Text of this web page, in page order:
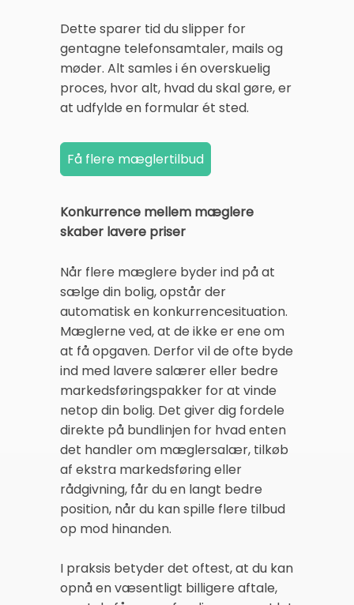
Dette sparer tid du slipper for
gentagne telefonsamtaler, mails og
møder. Alt samles i én overskuelig
proces, hvor alt, hvad du skal gøre, er
at udfylde en formular ét sted.
Konkurrence mellem mæglere
skaber lavere priser
Når flere mæglere byder ind på at
sælge din bolig, opstår der
automatisk en konkurrencesituation.
Mæglerne ved, at de ikke er ene om
at få opgaven. Derfor vil de ofte byde
ind med lavere salærer eller bedre
markedsføringspakker for at vinde
netop din bolig. Det giver dig fordele
direkte på bundlinjen for hvad enten
det handler om mæglersalær, tilkøb
af ekstra markedsføring eller
rådgivning, får du en langt bedre
position, når du kan spille flere tilbud
op mod hinanden.
I praksis betyder det oftest, at du kan
opnå en væsentligt billigere aftale,